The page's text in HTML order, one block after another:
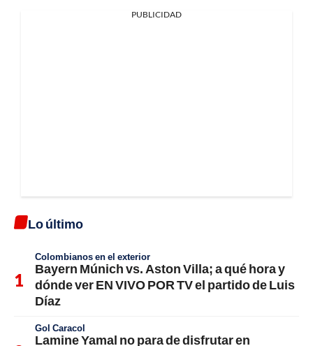
PUBLICIDAD
Lo último
Colombianos en el exterior
Bayern Múnich vs. Aston Villa; a qué hora y
dónde ver EN VIVO POR TV el partido de Luis
Díaz
Gol Caracol
Lamine Yamal no para de disfrutar en